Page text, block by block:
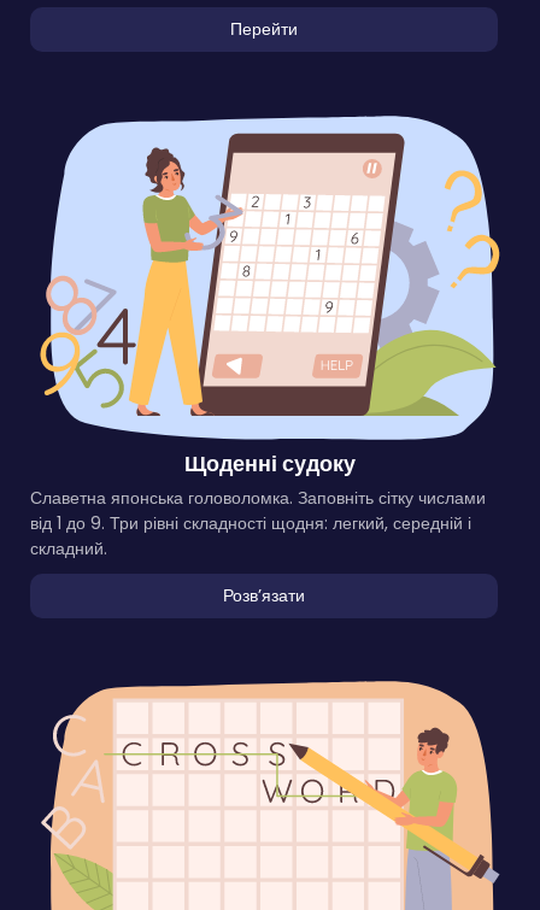
Перейти
Щоденні судоку
Славетна японська головоломка. Заповніть сітку числами
від 1 до 9. Три рівні складності щодня: легкий, середній і
складний.
Розвʼязати